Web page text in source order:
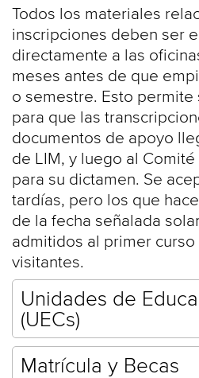
Todos los materiales
inscripciones deben ser
directamente a las
meses antes de que
o semestre. Esto
para que las
documentos de apoyo
de LIM, y luego al
para su dictamen. Se
tardías, pero los que
de la fecha señalada
admitidos al primer
visitantes.
Unidades de
(UECs)
Matrícula y Becas